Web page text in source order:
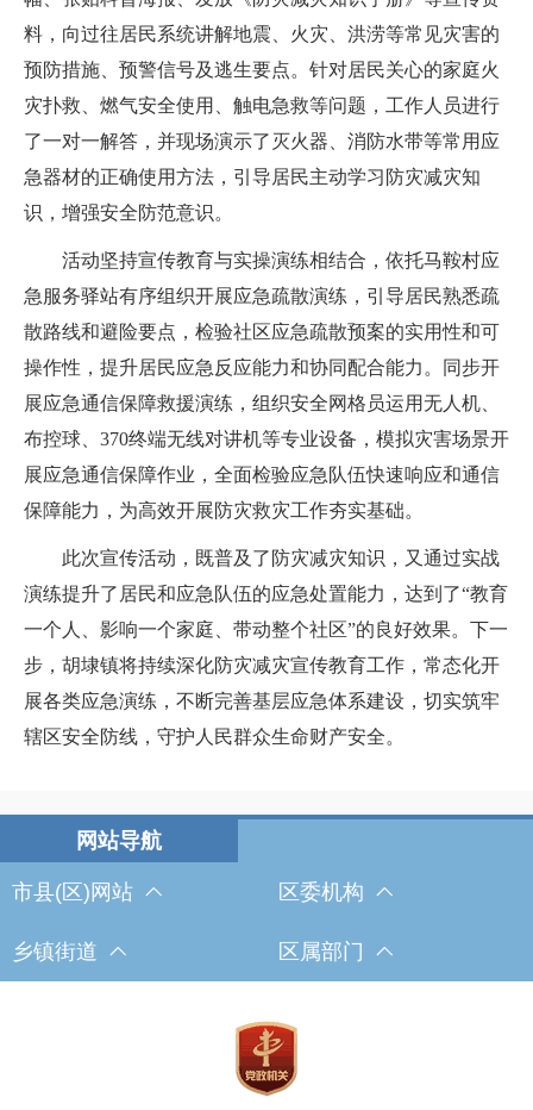
料，向过往居民系统讲解地震、火灾、洪涝等常见灾害的
预防措施、预警信号及逃生要点。针对居民关心的家庭火
灾扑救、燃气安全使用、触电急救等问题，工作人员进行
了一对一解答，并现场演示了灭火器、消防水带等常用应
急器材的正确使用方法，引导居民主动学习防灾减灾知
识，增强安全防范意识。
活动坚持宣传教育与实操演练相结合，依托马鞍村应
急服务驿站有序组织开展应急疏散演练，引导居民熟悉疏
散路线和避险要点，检验社区应急疏散预案的实用性和可
操作性，提升居民应急反应能力和协同配合能力。同步开
展应急通信保障救援演练，组织安全网格员运用无人机、
布控球、370终端无线对讲机等专业设备，模拟灾害场景开
展应急通信保障作业，全面检验应急队伍快速响应和通信
保障能力，为高效开展防灾救灾工作夯实基础。
此次宣传活动，既普及了防灾减灾知识，又通过实战
演练提升了居民和应急队伍的应急处置能力，达到了“教育
一个人、影响一个家庭、带动整个社区”的良好效果。下一
步，胡埭镇将持续深化防灾减灾宣传教育工作，常态化开
展各类应急演练，不断完善基层应急体系建设，切实筑牢
辖区安全防线，守护人民群众生命财产安全。
市县(区)网站 区委机构
乡镇街道 区属部门